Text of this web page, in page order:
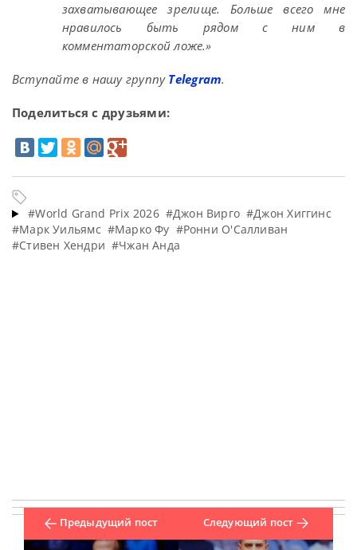
захватывающее зрелище. Больше всего мне
нравилось быть рядом с ним в
комментаторской ложе.»
Вступайте в нашу группу Telegram.
Поделиться с друзьями:
#World Grand Prix 2026 #Джон Вирго #Джон Хиггинс
#Марк Уильямс #Марко Фу #Ронни О'Салливан
#Стивен Хендри #Чжан Анда
Предыдущий пост Следующий пост